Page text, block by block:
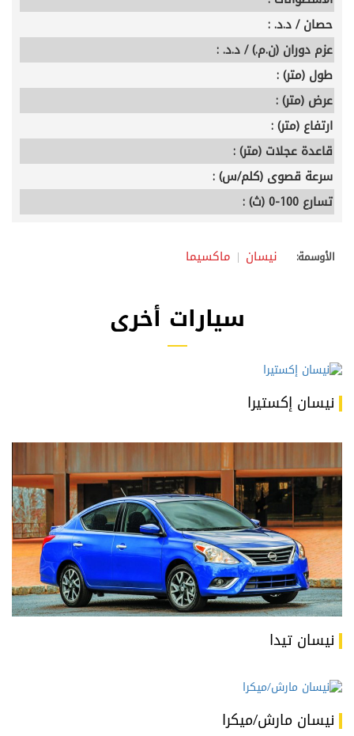
حصان / د.د. :
عزم دوران (ن.م.) / د.د. :
طول (متر) :
عرض (متر) :
ارتفاع (متر) :
قاعدة عجلات (متر) :
سرعة قصوى (كلم/س) :
تسارع 100-0 (ث) :
الأوسمة: نيسان ماكسيما
سيارات أخرى
نيسان إكستيرا
نيسان تيدا
نيسان مارش/ميكرا